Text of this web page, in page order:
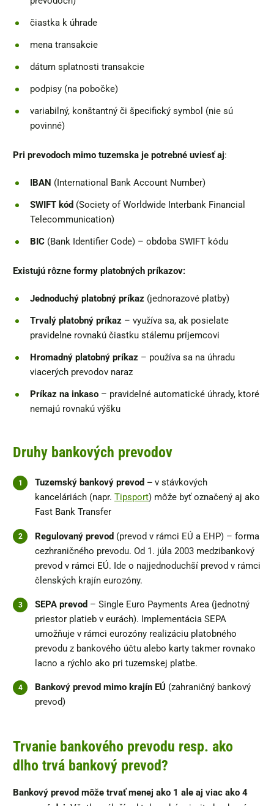
čiastka k úhrade
mena transakcie
dátum splatnosti transakcie
podpisy (na pobočke)
variabilný, konštantný či špecifický symbol (nie sú
povinné)
Pri prevodoch mimo tuzemska je potrebné uviesť aj:
IBAN (International Bank Account Number)
SWIFT kód (Society of Worldwide Interbank Financial
Telecommunication)
BIC (Bank Identifier Code) – obdoba SWIFT kódu
Existujú rôzne formy platobných príkazov:
Jednoduchý platobný príkaz (jednorazové platby)
Trvalý platobný príkaz – využíva sa, ak posielate
pravidelne rovnakú čiastku stálemu príjemcovi
Hromadný platobný príkaz – používa sa na úhradu
viacerých prevodov naraz
Príkaz na inkaso – pravidelné automatické úhrady, ktoré
nemajú rovnakú výšku
Druhy bankových prevodov
Tuzemský bankový prevod – v stávkových
kanceláriách (napr. Tipsport) môže byť označený aj ako
Fast Bank Transfer
Regulovaný prevod (prevod v rámci EÚ a EHP) – forma
cezhraničného prevodu. Od 1. júla 2003 medzibankový
prevod v rámci EÚ. Ide o najjednoduchší prevod v rámci
členských krajín eurozóny.
SEPA prevod – Single Euro Payments Area (jednotný
priestor platieb v eurách). Implementácia SEPA
umožňuje v rámci eurozóny realizáciu platobného
prevodu z bankového účtu alebo karty takmer rovnako
lacno a rýchlo ako pri tuzemskej platbe.
Bankový prevod mimo krajín EÚ (zahraničný bankový
prevod)
Trvanie bankového prevodu resp. ako
dlho trvá bankový prevod?
Bankový prevod môže trvať menej ako 1 ale aj viac ako 4